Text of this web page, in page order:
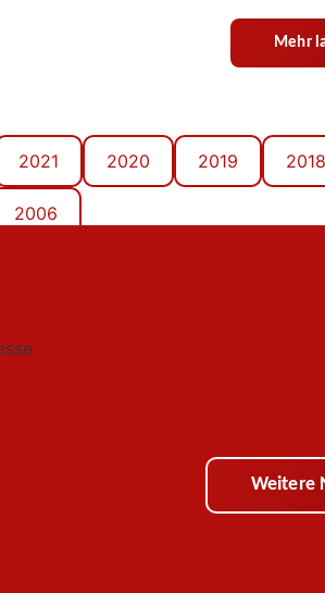
Mehr
2021 2020 2019 2018
2006
Weitere